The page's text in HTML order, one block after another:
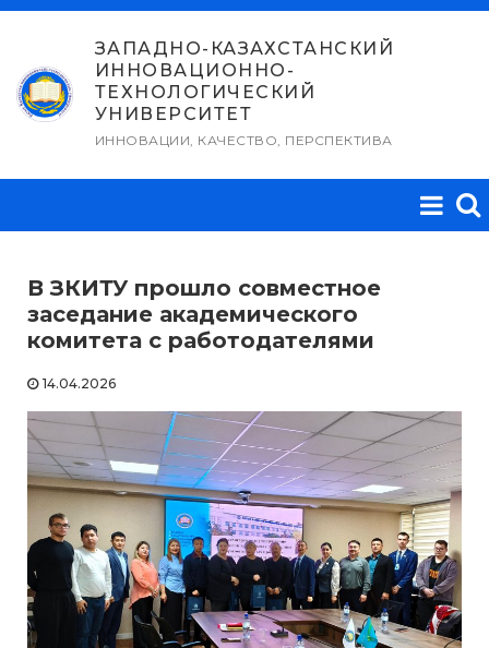
Перейти
содержимому
ЗАПАДНО-КАЗАХСТАНСКИЙ
ИННОВАЦИОННО-
ТЕХНОЛОГИЧЕСКИЙ
УНИВЕРСИТЕТ
ИННОВАЦИИ, КАЧЕСТВО, ПЕРСПЕКТИВА
В ЗКИТУ прошло совместное
заседание академического
комитета с работодателями
14.04.2026